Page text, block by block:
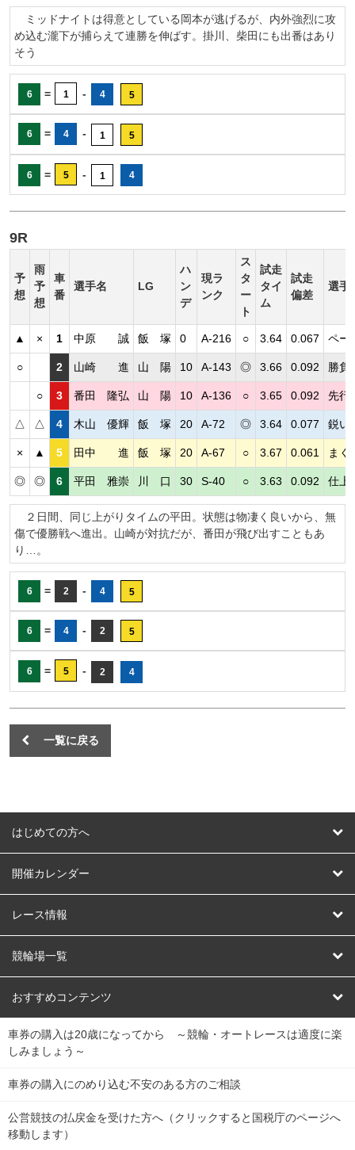
ミッドナイトは得意としている岡本が逃げるが、内外強烈に攻
め込む瀧下が捕らえて連勝を伸ばす。掛川、柴田にも出番はあり
そう
6 = 1 - 4 5
6 = 4 - 1 5
6 = 5 - 1 4
9R
予
想
雨
予
想
車
番
選手名 LG
ハ
ン
デ
現ラ
ンク
ス
タ
ー
ト
試走
タイ
ム
試走
偏差
選手
▲ × 1 中原 誠 飯 塚 0 A-216 ○ 3.64 0.067 ペー
○ 2 山崎 進 山 陽 10 A-143 ◎ 3.66 0.092 勝負
○ 3 番田 隆弘 山 陽 10 A-136 ○ 3.65 0.092 先行
△ △ 4 木山 優輝 飯 塚 20 A-72 ◎ 3.64 0.077 鋭い
× ▲ 5 田中 進 飯 塚 20 A-67 ○ 3.67 0.061 まく
◎ ◎ 6 平田 雅崇 川 口 30 S-40 ○ 3.63 0.092 仕上
２日間、同じ上がりタイムの平田。状態は物凄く良いから、無
傷で優勝戦へ進出。山崎が対抗だが、番田が飛び出すこともあ
り…。
6 = 2 - 4 5
6 = 4 - 2 5
6 = 5 - 2 4
一覧に戻る
はじめての方へ
はじめての方へ
開催カレンダー
競輪
オートレース
競輪くじ
Dokanto!
チャリロトプラザ
レース情報
レース予想
レース結果
キャリーオーバー一覧
競輪場一覧
北日本 函館競輪場
関
東
弥彦競輪場 前橋競輪場 取手競輪場 宇都宮競輪場
関
東
小田原競輪場
おすすめコンテンツ
競輪選手情報
Perfecta Navi
netkeirin
車券の購入は20歳になってから ～競輪・オートレースは適度に楽
しみましょう～
車券の購入にのめり込む不安のある方のご相談
公営競技の払戻金を受けた方へ（クリックすると国税庁のページへ
移動します）